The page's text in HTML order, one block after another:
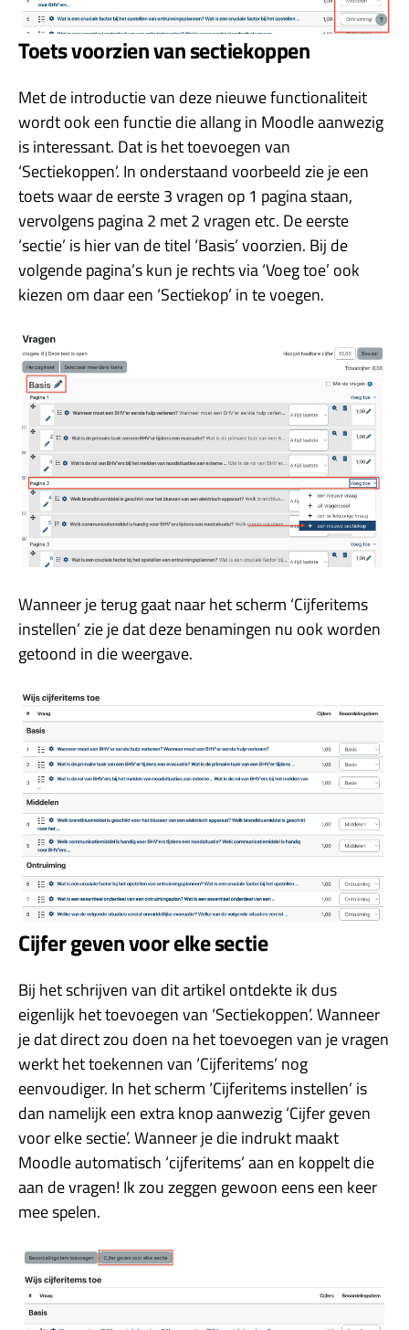
Toets voorzien van sectiekoppen
Met de introductie van deze nieuwe functionaliteit
wordt ook een functie die allang in Moodle aanwezig
is interessant. Dat is het toevoegen van
‘Sectiekoppen’. In onderstaand voorbeeld zie je een
toets waar de eerste 3 vragen op 1 pagina staan,
vervolgens pagina 2 met 2 vragen etc. De eerste
‘sectie’ is hier van de titel ‘Basis’ voorzien. Bij de
volgende pagina’s kun je rechts via ‘Voeg toe’ ook
kiezen om daar een ‘Sectiekop’ in te voegen.
Wanneer je terug gaat naar het scherm ‘Cijferitems
instellen’ zie je dat deze benamingen nu ook worden
getoond in die weergave.
Cijfer geven voor elke sectie
Bij het schrijven van dit artikel ontdekte ik dus
eigenlijk het toevoegen van ‘Sectiekoppen’. Wanneer
je dat direct zou doen na het toevoegen van je vragen
werkt het toekennen van ‘Cijferitems’ nog
eenvoudiger. In het scherm ‘Cijferitems instellen’ is
dan namelijk een extra knop aanwezig ‘Cijfer geven
voor elke sectie’. Wanneer je die indrukt maakt
Moodle automatisch ‘cijferitems’ aan en koppelt die
aan de vragen! Ik zou zeggen gewoon eens een keer
mee spelen.